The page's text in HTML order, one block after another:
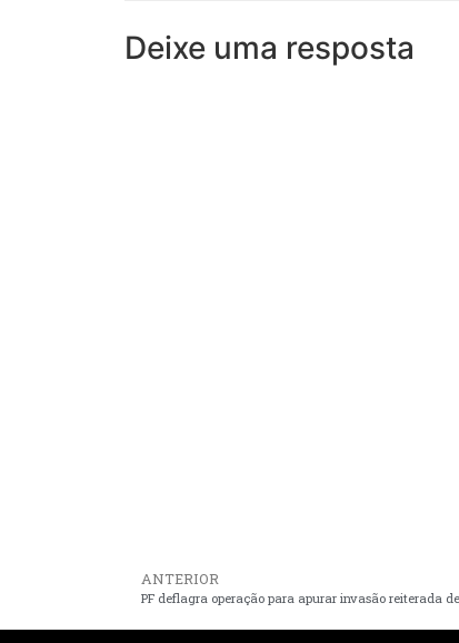
Deixe uma resposta
ANTERIOR
PF deflagra operação para apurar invasão reiterada